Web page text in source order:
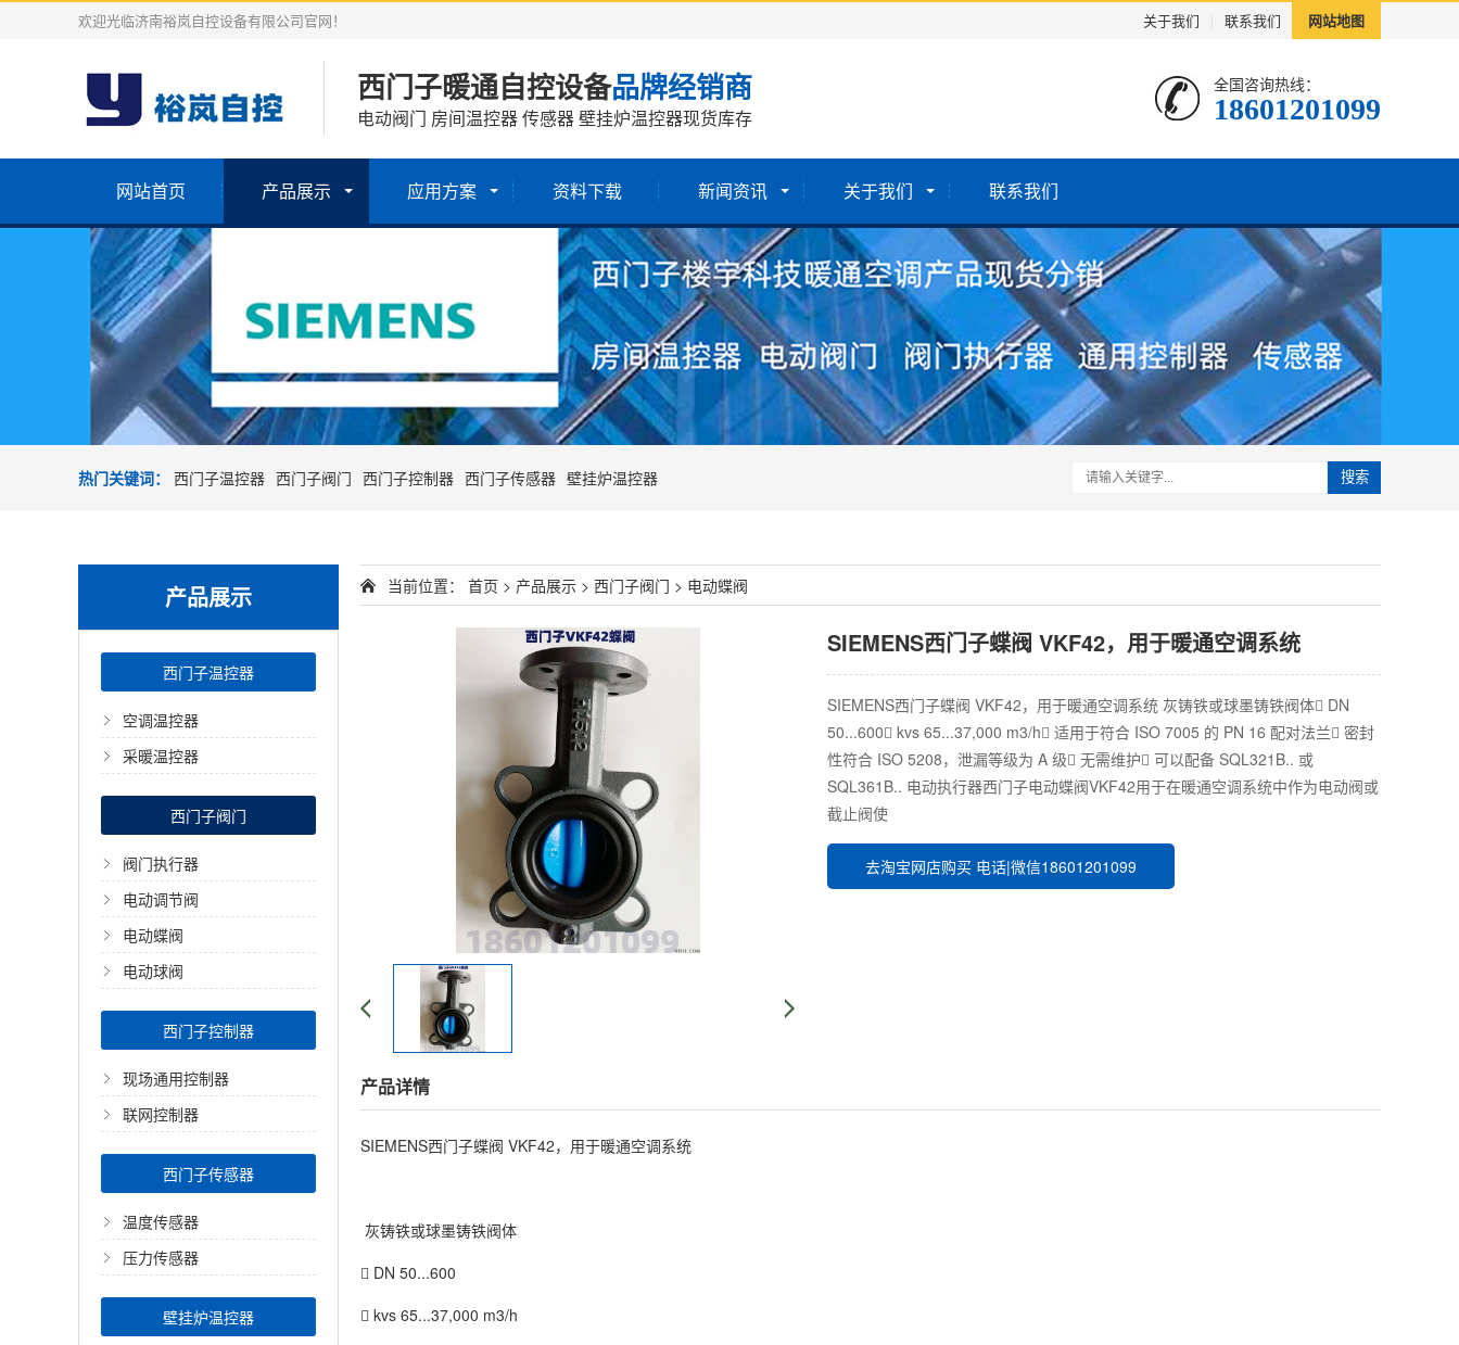
关于我们 联系我们 网站地图
欢迎光临济南裕岚自控设备有限公司官网！
西门子暖通自控设备品牌经销商
电动阀门 房间温控器 传感器 壁挂炉温控器现货库存
全国咨询热线：
18601201099
网站首页 产品展示 应用方案 资料下载 新闻资讯 关于我们 联系我们
热门关键词： 西门子温控器 西门子阀门 西门子控制器 西门子传感器 壁挂炉温控器 搜索
产品展示
西门子温控器
空调温控器
采暖温控器
西门子阀门
阀门执行器
电动调节阀
电动蝶阀
电动球阀
西门子控制器
现场通用控制器
联网控制器
西门子传感器
温度传感器
压力传感器
壁挂炉温控器
当前位置： 首页 > 产品展示 > 西门子阀门 > 电动蝶阀
SIEMENS西门子蝶阀 VKF42，用于暖通空调系统
SIEMENS西门子蝶阀 VKF42，用于暖通空调系统 灰铸铁或球墨铸铁阀体 DN
50...600 kvs 65...37,000 m3/h 适用于符合 ISO 7005 的 PN 16 配对法兰 密封
性符合 ISO 5208，泄漏等级为 A 级 无需维护 可以配备 SQL321B.. 或
SQL361B.. 电动执行器西门子电动蝶阀VKF42用于在暖通空调系统中作为电动阀或
截止阀使
去淘宝网店购买 电话|微信18601201099
产品详情
SIEMENS西门子蝶阀 VKF42，用于暖通空调系统
灰铸铁或球墨铸铁阀体
 DN 50...600
 kvs 65...37,000 m3/h